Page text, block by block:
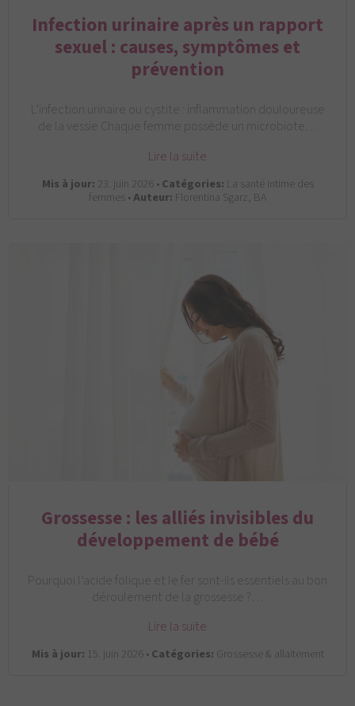
Infection urinaire après un rapport
sexuel : causes, symptômes et
prévention
L’infection urinaire ou cystite : inflammation douloureuse
de la vessie Chaque femme possède un microbiote…
Lire la suite
Mis à jour: 23. juin 2026 •Catégories: La santé intime des
femmes •Auteur: Florentina Sgarz, BA
Grossesse : les alliés invisibles du
développement de bébé
Pourquoi l’acide folique et le fer sont-ils essentiels au bon
déroulement de la grossesse ?…
Lire la suite
Mis à jour: 15. juin 2026 •Catégories: Grossesse & allaitement